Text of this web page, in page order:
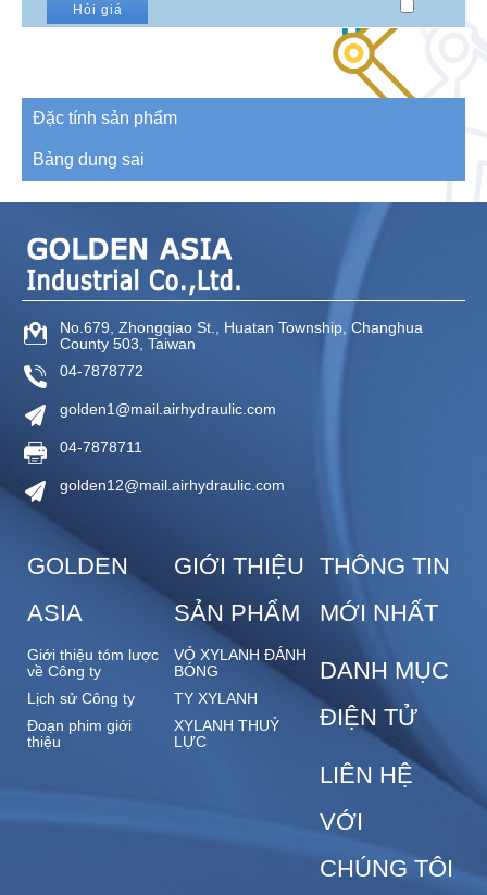
Hỏi giá
Đặc tính sản phẩm
Bảng dung sai
No.679, Zhongqiao St., Huatan Township, Changhua
County 503, Taiwan
04-7878772
golden1@mail.airhydraulic.com
04-7878711
golden12@mail.airhydraulic.com
GOLDEN
ASIA
Giới thiệu tóm lược
về Công ty
Lịch sử Công ty
Đoạn phim giới
thiệu
GIỚI THIỆU
SẢN PHẨM
VỎ XYLANH ĐÁNH
BÓNG
TY XYLANH
XYLANH THUỶ
LỰC
THÔNG TIN
MỚI NHẤT
DANH MỤC
ĐIỆN TỬ
LIÊN HỆ
VỚI
CHÚNG TÔI